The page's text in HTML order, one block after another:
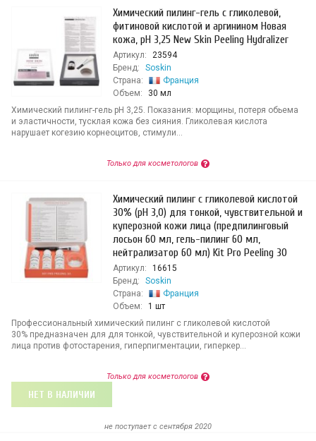
Химический пилинг-гель с гликолевой,
фитиновой кислотой и аргинином Новая
кожа, pH 3,25 New Skin Peeling Hydralizer
Артикул:
23594
Бренд:
Soskin
Страна:
Франция
Объем:
30 мл
Химический пилинг-гель pH 3,25. Показания: морщины, потеря обьема
и эластичности, тусклая кожа без сияния. Гликолевая кислота
нарушает когезию корнеоцитов, стимули...
Только для косметологов
Химический пилинг с гликолевой кислотой
30% (pH 3,0) для тонкой, чувствительной и
куперозной кожи лица (предпилинговый
лосьон 60 мл, гель-пилинг 60 мл,
нейтрализатор 60 мл) Kit Pro Peeling 30
Артикул:
16615
Бренд:
Soskin
Страна:
Франция
Объем:
1 шт
Профессиональный химический пилинг с гликолевой кислотой
30% предназначен для для тонкой, чувствительной и куперозной кожи
лица против фотостарения, гиперпигментации, гиперкер...
Только для косметологов
НЕТ В НАЛИЧИИ
не поступает c сентября 2020